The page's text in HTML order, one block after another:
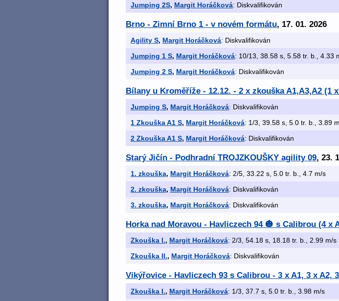
Jumping 2S, Margit Horáčková: Diskvalifikován
Brno - Zimní Brno 1 - v novém formátu, 17. 01. 2026
Agility S, Margit Horáčková: Diskvalifikován
Jumping 1 S, Margit Horáčková: 10/13, 38.58 s, 5.58 tr. b., 4.33
Jumping 2 S, Margit Horáčková: Diskvalifikován
Bílany u Kroměříže - 12.12. - 2 x zkouška A1,A3,A2 (1
Jumping S, Margit Horáčková: Diskvalifikován
1 Zkouška A1 S, Margit Horáčková: 1/3, 39.58 s, 5.0 tr. b., 3.89
2 Zkouška A1 S, Margit Horáčková: Diskvalifikován
Starý Jičín - Podhradní TROJZKOUŠKY agility 09, 23.
1. zkouška, Margit Horáčková: 2/5, 33.22 s, 5.0 tr. b., 4.7 m/s
2. zkouška, Margit Horáčková: Diskvalifikován
3. zkouška, Margit Horáčková: Diskvalifikován
Horka nad Moravou - Havliczech 94 🎃 s Calibrou (4 x
Zkouška I., Margit Horáčková: 2/3, 54.18 s, 18.18 tr. b., 2.99 m/s
Zkouška II., Margit Horáčková: Diskvalifikován
Vikýřovice - Havliczech 93 s Calibrou - 3 x A1, 3 x A2,
Zkouška I., Margit Horáčková: 1/3, 37.7 s, 5.0 tr. b., 3.98 m/s